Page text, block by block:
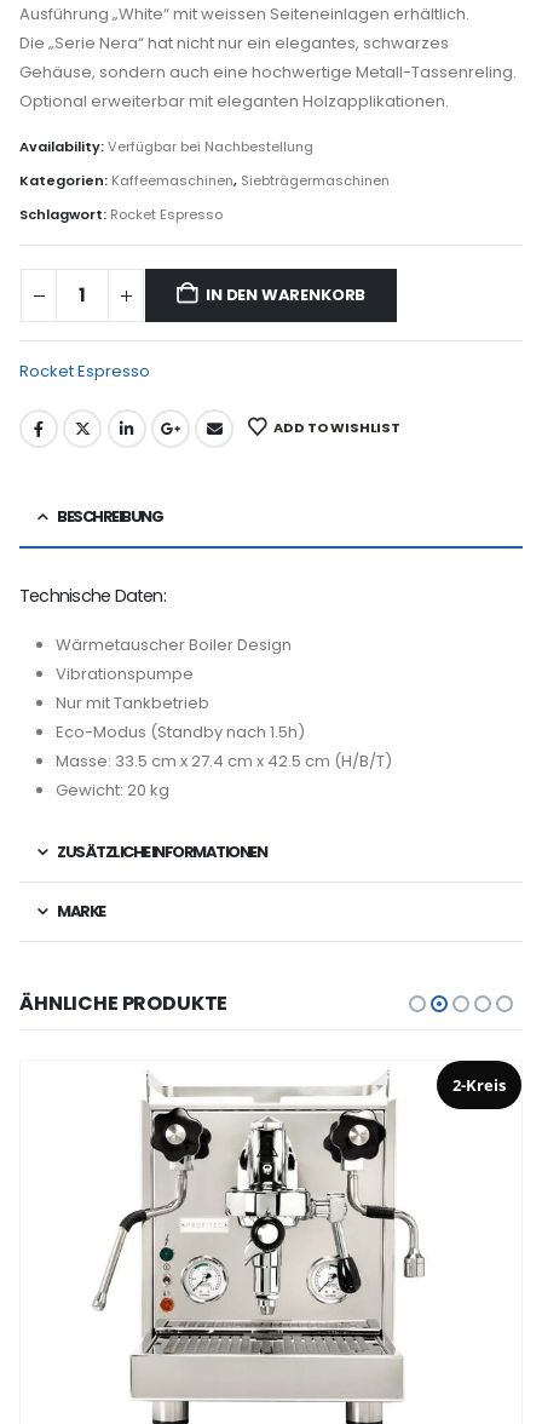
Ausführung „White“ mit weissen Seiteneinlagen erhältlich.
Die „Serie Nera“ hat nicht nur ein elegantes, schwarzes
Gehäuse, sondern auch eine hochwertige Metall-Tassenreling.
Optional erweiterbar mit eleganten Holzapplikationen.
Availability:Verfügbar bei Nachbestellung
Kategorien: Kaffeemaschinen, Siebträgermaschinen
Schlagwort: Rocket Espresso
IN DEN WARENKORB
Rocket Espresso
ADD TO WISHLIST
BESCHREIBUNG
Technische Daten:
Wärmetauscher Boiler Design
Vibrationspumpe
Nur mit Tankbetrieb
Eco-Modus (Standby nach 1.5h)
Masse: 33.5 cm x 27.4 cm x 42.5 cm (H/B/T)
Gewicht: 20 kg
ZUSÄTZLICHE INFORMATIONEN
MARKE
ÄHNLICHE PRODUKTE
2-Kreis